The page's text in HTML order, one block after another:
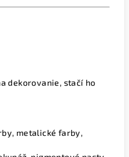
dekorovanie, stačí ho
metalické farby,